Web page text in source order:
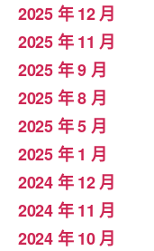
2025 年 12 月
2025 年 11 月
2025 年 9 月
2025 年 8 月
2025 年 5 月
2025 年 1 月
2024 年 12 月
2024 年 11 月
2024 年 10 月